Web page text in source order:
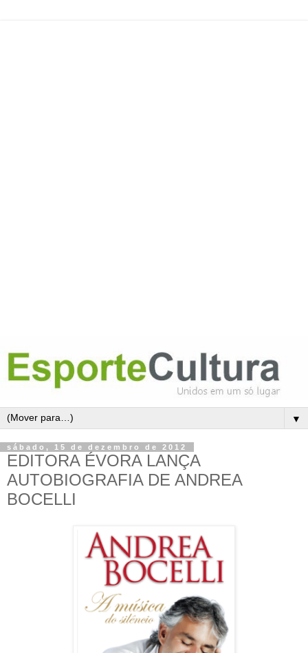
▼
sábado, 15 de dezembro de 2012
EDITORA ÉVORA LANÇA
AUTOBIOGRAFIA DE ANDREA
BOCELLI